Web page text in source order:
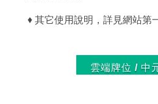
♦ 其它使用說明，詳見網站第
雲端牌位 / 中